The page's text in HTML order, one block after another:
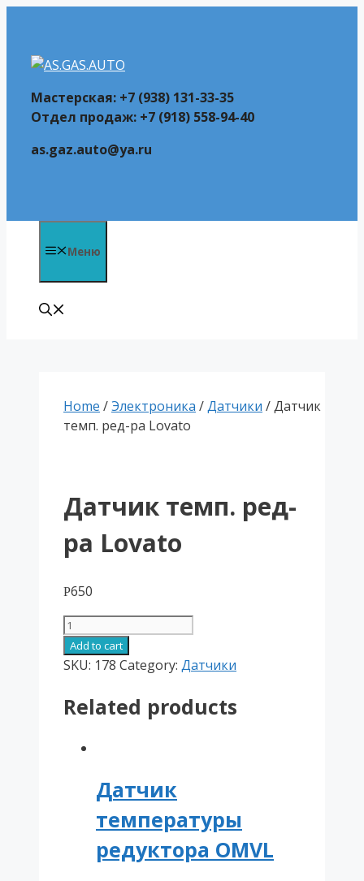
содержимому
Мастерская: +7 (938) 131-33-35
Отдел продаж: +7 (918) 558-94-40
as.gaz.auto@ya.ru
Меню
Home /Электроника /Датчики / Датчик
темп. ред-ра Lovato
Датчик темп. ред-
ра Lovato
Р650
Датчик
темп.
ред-
Lovato
Add to cart
SKU: 178 Category: Датчики
Related products
Датчик
температуры
редуктора OMVL